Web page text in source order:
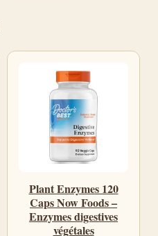
Plant Enzymes 120
Caps Now Foods –
Enzymes digestives
végétales